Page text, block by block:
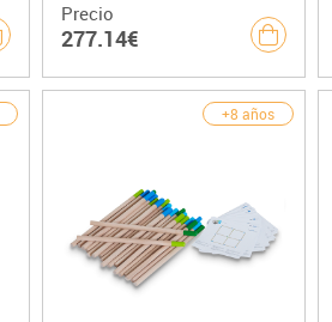
Precio
277.14€
+8 años